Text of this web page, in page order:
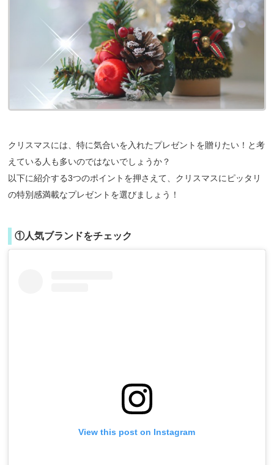
クリスマスには、特に気合いを入れたプレゼントを贈りたい！と考
えている人も多いのではないでしょうか？
以下に紹介する3つのポイントを押さえて、クリスマスにピッタリ
の特別感満載なプレゼントを選びましょう！
①人気ブランドをチェック
View this post on Instagram